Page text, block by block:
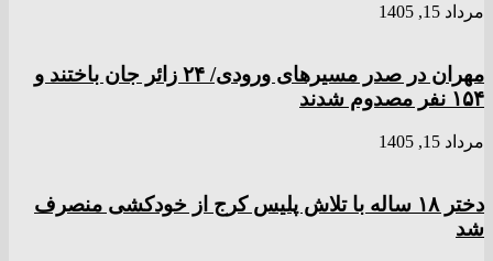
مرداد 15, 1405
مهران در صدر مسیر‌های ورودی/ ۲۴ زائر جان باختند و
۱۵۴ نفر مصدوم شدند
مرداد 15, 1405
دختر ‌۱۸‌ ‌ساله‌ با تلاش پلیس کرج از خودکشی منصرف
شد